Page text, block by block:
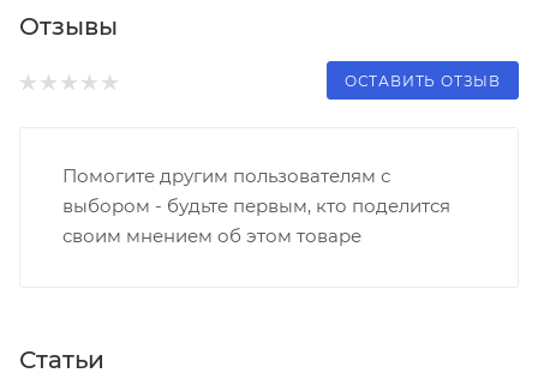
Отзывы
ОСТАВИТЬ ОТЗЫВ
Помогите другим пользователям с
выбором - будьте первым, кто поделится
своим мнением об этом товаре
Статьи